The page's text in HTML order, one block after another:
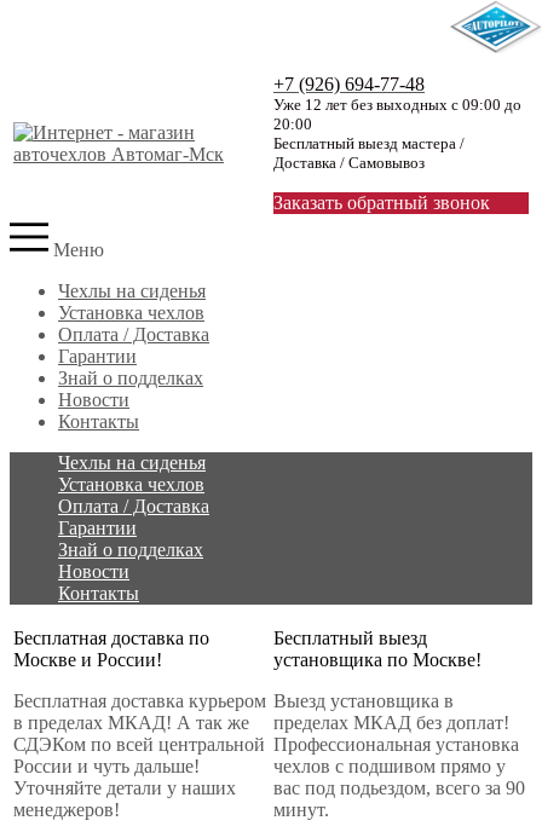
+7 (926) 694-77-48
Уже 12 лет без выходных с 09:00 до
20:00
Бесплатный выезд мастера /
Доставка / Самовывоз
Заказать обратный звонок
Меню
Чехлы на сиденья
Установка чехлов
Оплата / Доставка
Гарантии
Знай о подделках
Новости
Контакты
Чехлы на сиденья
Установка чехлов
Оплата / Доставка
Гарантии
Знай о подделках
Новости
Контакты
Бесплатная доставка по
Москве и России!
Бесплатная доставка курьером
в пределах МКАД! А так же
СДЭКом по всей центральной
России и чуть дальше!
Уточняйте детали у наших
менеджеров!
Бесплатный выезд
установщика по Москве!
Выезд установщика в
пределах МКАД без доплат!
Профессиональная установка
чехлов с подшивом прямо у
вас под подьездом, всего за 90
минут.